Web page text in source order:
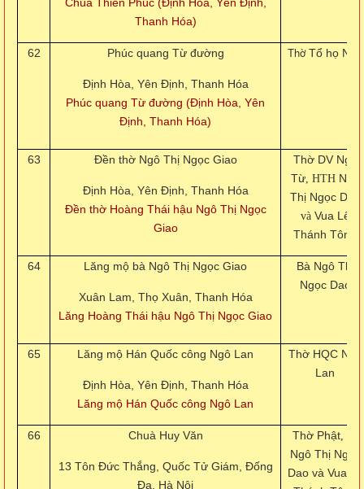
Thanh Hóa)
62 Phúc quang Từ đường
Định Hòa, Yên Định, Thanh Hóa
Phúc quang Từ đường (Định Hòa, Yên
Định, Thanh Hóa)
ThờTổ họ Ngô
63 Đền thờ Ngô Thị Ngọc Giao
Định Hòa, Yên Định, Thanh Hóa
Đền thờ Hoàng Thái hậu Ngô Thị Ngọc
Giao
Thờ DV Ngô
Từ, HTH Ngô
Thị Ngọc Dao
và Vua Lê
Thánh Tông
64 Lăng mộ bà Ngô Thị Ngọc Giao
Xuân Lam, Thọ Xuân, Thanh Hóa
Lăng Hoàng Thái hậu Ngô Thị Ngọc Giao
Bà Ngô Thị
Ngọc Dao
65 Lăng mộ Hán Quốc công Ngô Lan
Định Hòa, Yên Định, Thanh Hóa
Lăng mộ Hán Quốc công Ngô Lan
Thờ HQC Ngô
Lan
66 Chuà Huy Văn
13 Tôn Đức Thắng, Quốc Tử Giám, Đống
Đa, Hà Nội
Thờ Phật
Ngô Thị Ngọc
Dao và Vua Lê